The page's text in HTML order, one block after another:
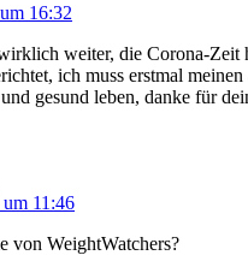
16:32
weiter, die Corona-Zeit
ich muss erstmal
gesund leben, danke für
11:46
von WeightWatchers?